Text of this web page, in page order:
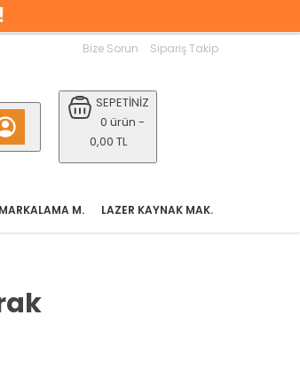
Bize Sorun Sipariş Takip
SEPETİNİZ
0 ürün -
0,00 TL
LAZER KAYNAK MAK.
M.